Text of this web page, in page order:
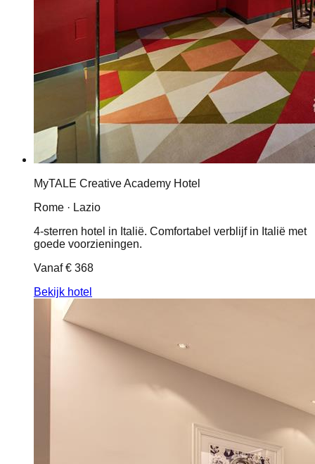
MyTALE Creative Academy Hotel
Rome · Lazio
4-sterren hotel in Italië. Comfortabel verblijf in Italië met
goede voorzieningen.
Vanaf€ 368
Bekijk hotel